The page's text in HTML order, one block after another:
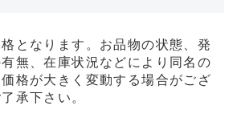
となります。お品物の状態、発
無、在庫状況などにより同名の
格が大きく変動する場合がござ
承下さい。